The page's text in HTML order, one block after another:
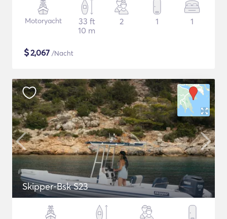
Motoryacht
33 ft
10 m
2 1 1
$2,067 /Nacht
Skipper-Bsk S23